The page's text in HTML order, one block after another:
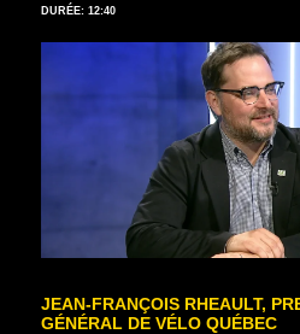
DURÉE: 12:40
JEAN-FRANÇOIS RHEAULT,
GÉNÉRAL DE VÉLO QUÉBEC